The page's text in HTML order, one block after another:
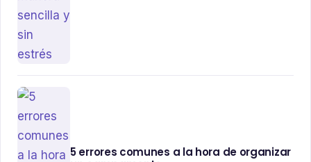
5 errores comunes a la hora de organizar